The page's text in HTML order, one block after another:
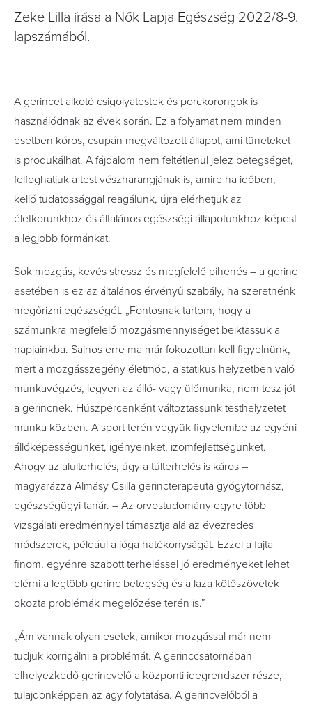
Zeke Lilla írása a Nők Lapja Egészség 2022/8-9.
lapszámából.
A gerincet alkotó csigolyatestek és porckorongok is
használódnak az évek során. Ez a folyamat nem minden
esetben kóros, csupán megváltozott állapot, ami tüneteket
is produkálhat. A fájdalom nem feltétlenül jelez betegséget,
felfoghatjuk a test vészharangjának is, amire ha időben,
kellő tudatossággal reagálunk, újra elérhetjük az
életkorunkhoz és általános egészségi állapotunkhoz képest
a legjobb formánkat.
Sok mozgás, kevés stressz és megfelelő pihenés – a gerinc
esetében is ez az általános érvényű szabály, ha szeretnénk
megőrizni egészségét. „Fontosnak tartom, hogy a
számunkra megfelelő mozgásmennyiséget beiktassuk a
napjainkba. Sajnos erre ma már fokozottan kell figyelnünk,
mert a mozgásszegény életmód, a statikus helyzetben való
munkavégzés, legyen az álló- vagy ülőmunka, nem tesz jót
a gerincnek. Húszpercenként változtassunk testhelyzetet
munka közben. A sport terén vegyük figyelembe az egyéni
állóképességünket, igényeinket, izomfejlettségünket.
Ahogy az alulterhelés, úgy a túlterhelés is káros –
magyarázza Almásy Csilla gerincterapeuta gyógytornász,
egészségügyi tanár. – Az orvostudomány egyre több
vizsgálati eredménnyel támasztja alá az évezredes
módszerek, például a jóga hatékonyságát. Ezzel a fajta
finom, egyénre szabott terheléssel jó eredményeket lehet
elérni a legtöbb gerinc betegség és a laza kötőszövetek
okozta problémák megelőzése terén is.”
„Ám vannak olyan esetek, amikor mozgással már nem
tudjuk korrigálni a problémát. A gerinccsatornában
elhelyezkedő gerincvelő a központi idegrendszer része,
tulajdonképpen az agy folytatása. A gerincvelőből a